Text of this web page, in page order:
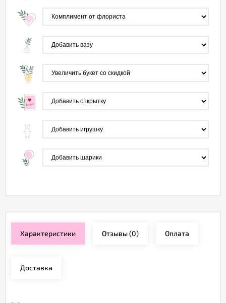
Характеристики Отзывы(0) Оплата
Доставка